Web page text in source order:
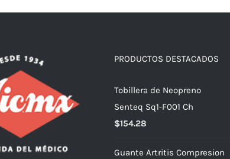
PRODUCTOS DESTACADOS
Tobillera de Neopreno
Senteq Sq1-F001 Ch
$154.28
Guante Artritis Compresion